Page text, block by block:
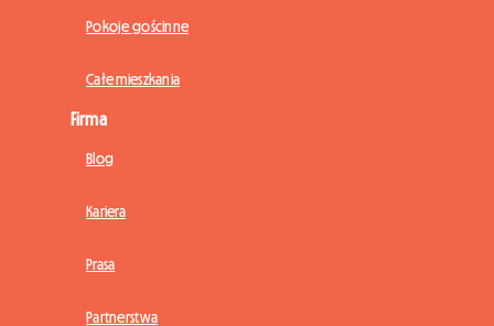
Pokoje gościnne
Całe mieszkania
Firma
Blog
Kariera
Prasa
Partnerstwa